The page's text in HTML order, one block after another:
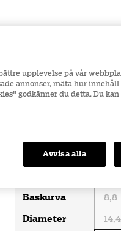
Höger öga
Baskurva
Diameter
upplevelse på vår
annonser, mäta hur innehåll
godkänner du detta. Du
Avvisa alla